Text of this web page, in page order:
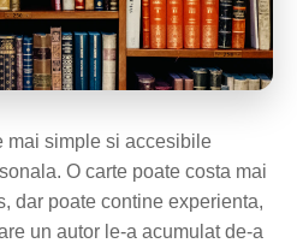
mai simple si accesibile
O carte poate costa mai
dar poate contine experienta,
un autor le-a acumulat de-a